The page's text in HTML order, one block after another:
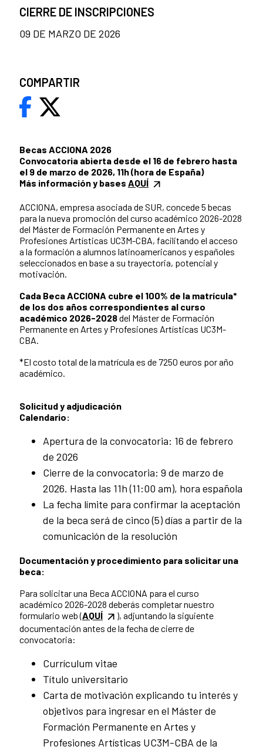
Becas ACCIONA 2026
Convocatoria abierta desde el 16 de febrero hasta
el 9 de marzo de 2026, 11h (hora de España)
Más información y bases AQUÍ
ACCIONA, empresa asociada de SUR, concede 5 becas
para la nueva promoción del curso académico 2026-2028
del Máster de Formación Permanente en Artes y
Profesiones Artísticas UC3M-CBA, facilitando el acceso
a la formación a alumnos latinoamericanos y españoles
seleccionados en base a su trayectoria, potencial y
motivación.
Cada Beca ACCIONA cubre el 100% de la matrícula*
de los dos años correspondientes al curso
académico 2026-2028del Máster de Formación
Permanente en Artes y Profesiones Artísticas UC3M-
CBA.
*El costo total de la matrícula es de 7250 euros por año
académico.
Solicitud y adjudicación
Calendario:
Apertura de la convocatoria: 16 de febrero
de 2026
Cierre de la convocatoria: 9 de marzo de
2026. Hasta las 11h (11:00 am), hora española
La fecha límite para confirmar la aceptación
de la beca será de cinco (5) días a partir de la
comunicación de la resolución
Documentación y procedimiento para solicitar una
beca:
Para solicitar una Beca ACCIONA para el curso
académico 2026-2028 deberás completar nuestro
formulario web (AQUÍ
), adjuntando la siguiente
documentación antes de la fecha de cierre de
convocatoria:
Currículum vitae
Título universitario
Carta de motivación explicando tu interés y
objetivos para ingresar en el Máster de
Formación Permanente en Artes y
Profesiones Artísticas UC3M-CBA de la
CIERRE DE INSCRIPCIONES
09 DE MARZO DE 2026
COMPARTIR